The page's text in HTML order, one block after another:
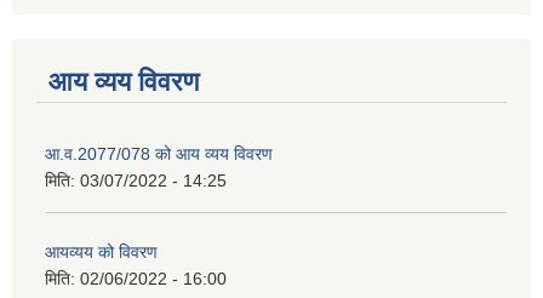
आय व्यय विवरण
आ.व.2077/078 को आय व्यय विवरण
मिति: 03/07/2022 - 14:25
आयव्यय को विवरण
मिति: 02/06/2022 - 16:00